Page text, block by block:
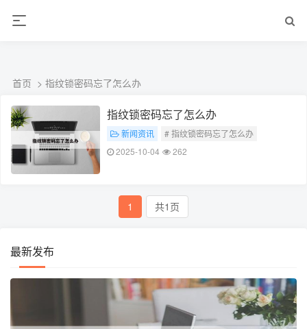
材经营部
首页 > 指纹锁密码忘了怎么办
指纹锁密码忘了怎么办
新闻资讯
# 指纹锁密码忘了怎么办
2025-10-04
262
1 共1页
最新发布